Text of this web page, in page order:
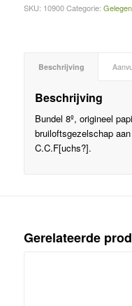
SKU: 10900 Categorie:
Beschrijving
Beschrijving
Bundel 8º, origineel
bruiloftsgezelschap
C.C.F[uchs?].
Gerelateerde